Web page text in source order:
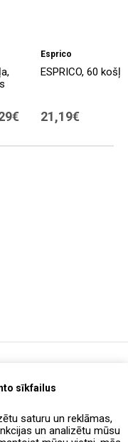
sīkfailus
saturu un reklāmas,
un analizētu mūsu
Esprico
ESPRICO, 60
21,19€